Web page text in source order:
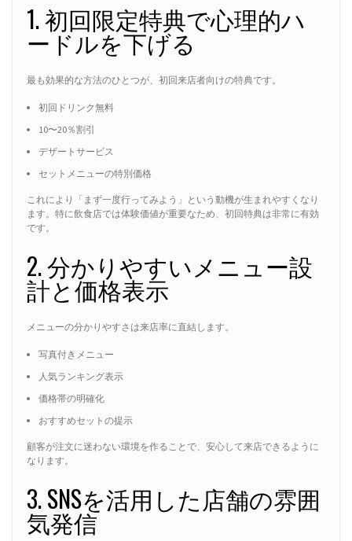
1. 初回限定特典で心理的ハ
ードルを下げる
最も効果的な方法のひとつが、初回来店者向けの特典です。
初回ドリンク無料
10〜20％割引
デザートサービス
セットメニューの特別価格
これにより「まず一度行ってみよう」という動機が生まれやすくなり
ます。特に飲食店では体験価値が重要なため、初回特典は非常に有効
です。
2. 分かりやすいメニュー設
計と価格表示
メニューの分かりやすさは来店率に直結します。
写真付きメニュー
人気ランキング表示
価格帯の明確化
おすすめセットの提示
顧客が注文に迷わない環境を作ることで、安心して来店できるように
なります。
3. SNSを活用した店舗の雰囲
気発信